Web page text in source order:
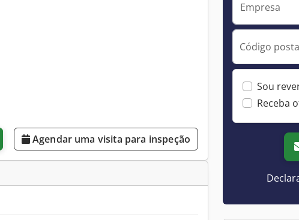
Agendar uma visita para inspeção
Empresa
Código
Sou
Receba